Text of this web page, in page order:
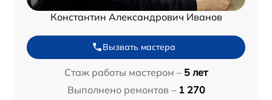
Константин Александрович Иванов
Вызвать мастера
Стаж работы мастером – 5 лет
Выполнено ремонтов – 1 270